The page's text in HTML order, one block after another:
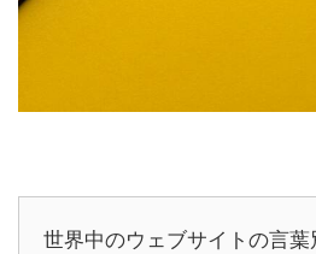
世界中のウェブサイトの言葉